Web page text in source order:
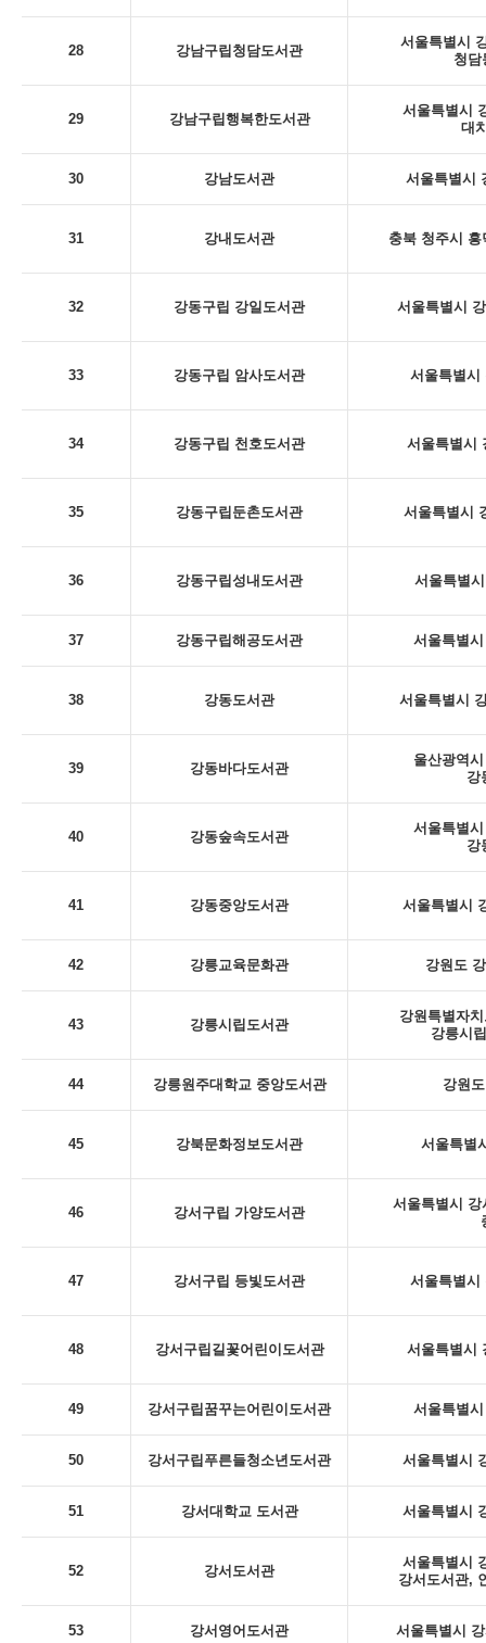
28 강남구립청담도서관
서울특별시
청담
29 강남구립행복한도서관
서울특별시
대
30 강남도서관 서울특별시
31 강내도서관 충북 청주시
32 강동구립 강일도서관 서울특별시
33 강동구립 암사도서관 서울특별시
34 강동구립 천호도서관 서울특별시
35 강동구립둔촌도서관 서울특별시
36 강동구립성내도서관 서울특별
37 강동구립해공도서관 서울특별
38 강동도서관 서울특별시
39 강동바다도서관
울산광역
강
40 강동숲속도서관
서울특별
강
41 강동중앙도서관 서울특별시
42 강릉교육문화관 강원도
43 강릉시립도서관
강원특별자
강릉시
44 강릉원주대학교 중앙도서관 강원
45 강북문화정보도서관 서울특별
46 강서구립 가양도서관
서울특별시 강
47 강서구립 등빛도서관 서울특별시
48 강서구립길꽃어린이도서관 서울특별시
49 강서구립꿈꾸는어린이도서관 서울특별
50 강서구립푸른들청소년도서관 서울특별시
51 강서대학교 도서관 서울특별시
52 강서도서관
서울특별시
강서도서관,
53 강서영어도서관 서울특별시